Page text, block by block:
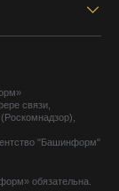
связи,
"Башинформ"
обязательна.